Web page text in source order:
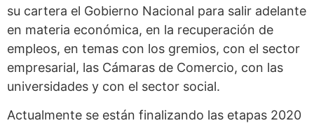
su cartera el Gobierno Nacional para salir adelante
en materia económica, en la recuperación de
empleos, en temas con los gremios, con el sector
empresarial, las Cámaras de Comercio, con las
universidades y con el sector social.
Actualmente se están finalizando las etapas 2020